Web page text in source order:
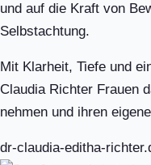
und auf die Kraft von
Selbstachtung.
Mit Klarheit, Tiefe und
Claudia Richter Frauen
nehmen und ihren
dr-claudia-editha-